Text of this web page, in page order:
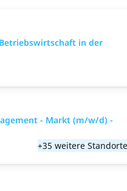
in der
- Markt (m/w/d) -
+35 weitere Standorte